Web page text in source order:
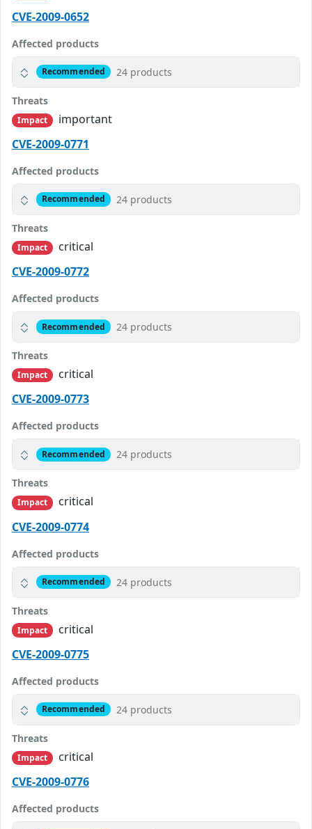
CVE-2009-0652
Affected products
Recommended 24 products
Threats
Impact
important
CVE-2009-0771
Affected products
Recommended 24 products
Threats
Impact
critical
CVE-2009-0772
Affected products
Recommended 24 products
Threats
Impact
critical
CVE-2009-0773
Affected products
Recommended 24 products
Threats
Impact
critical
CVE-2009-0774
Affected products
Recommended 24 products
Threats
Impact
critical
CVE-2009-0775
Affected products
Recommended 24 products
Threats
Impact
critical
CVE-2009-0776
Affected products